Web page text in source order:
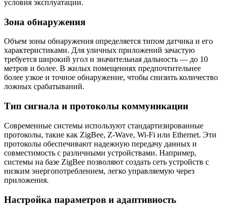
условия эксплуатации.
Зона обнаружения
Объем зоны обнаружения определяется типом датчика и его
характеристиками. Для уличных приложений зачастую
требуется широкий угол и значительная дальность — до 10
метров и более. В жилых помещениях предпочтительнее
более узкое и точное обнаружение, чтобы снизить количество
ложных срабатываний.
Тип сигнала и протоколы коммуникации
Современные системы используют стандартизированные
протоколы, такие как ZigBee, Z-Wave, Wi-Fi или Ethernet. Эти
протоколы обеспечивают надежную передачу данных и
совместимость с различными устройствами. Например,
системы на базе ZigBee позволяют создать сеть устройств с
низким энергопотреблением, легко управляемую через
приложения.
Настройка параметров и адаптивность